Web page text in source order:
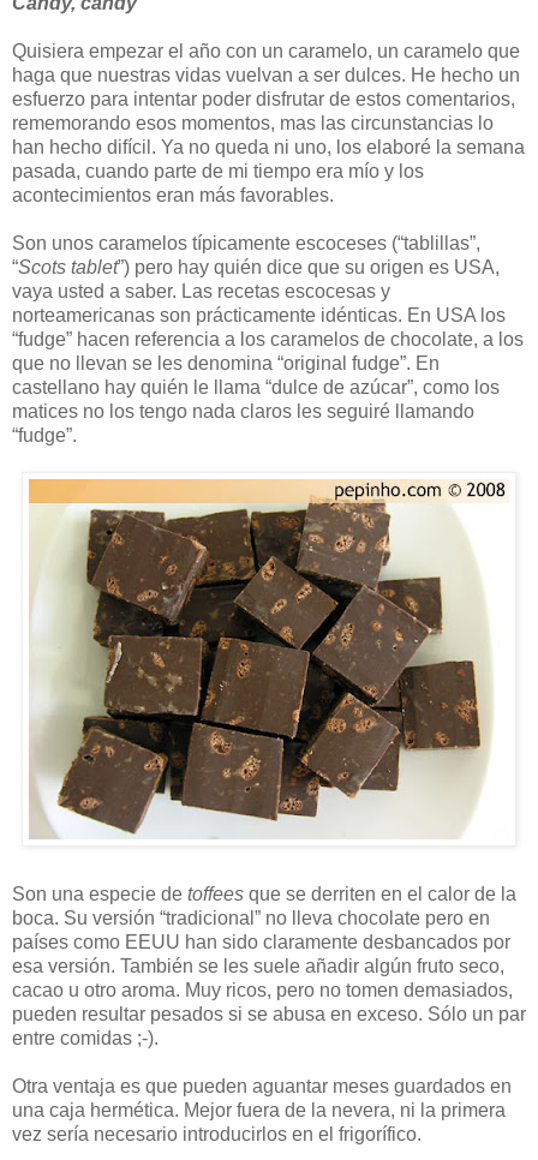
Quisiera empezar el año con un caramelo, un caramelo que
haga que nuestras vidas vuelvan a ser dulces. He hecho un
esfuerzo para intentar poder disfrutar de estos comentarios,
rememorando esos momentos, mas las circunstancias lo
han hecho difícil. Ya no queda ni uno, los elaboré la semana
pasada, cuando parte de mi tiempo era mío y los
acontecimientos eran más favorables.
Son unos caramelos típicamente escoceses (“tablillas”,
“Scots tablet”) pero hay quién dice que su origen es USA,
vaya usted a saber. Las recetas escocesas y
norteamericanas son prácticamente idénticas. En USA los
“fudge” hacen referencia a los caramelos de chocolate, a los
que no llevan se les denomina “original fudge”. En
castellano hay quién le llama “dulce de azúcar”, como los
matices no los tengo nada claros les seguiré llamando
“fudge”.
Son una especie de toffees que se derriten en el calor de la
boca. Su versión “tradicional” no lleva chocolate pero en
países como EEUU han sido claramente desbancados por
esa versión. También se les suele añadir algún fruto seco,
cacao u otro aroma. Muy ricos, pero no tomen demasiados,
pueden resultar pesados si se abusa en exceso. Sólo un par
entre comidas ;-).
Otra ventaja es que pueden aguantar meses guardados en
una caja hermética. Mejor fuera de la nevera, ni la primera
vez sería necesario introducirlos en el frigorífico.